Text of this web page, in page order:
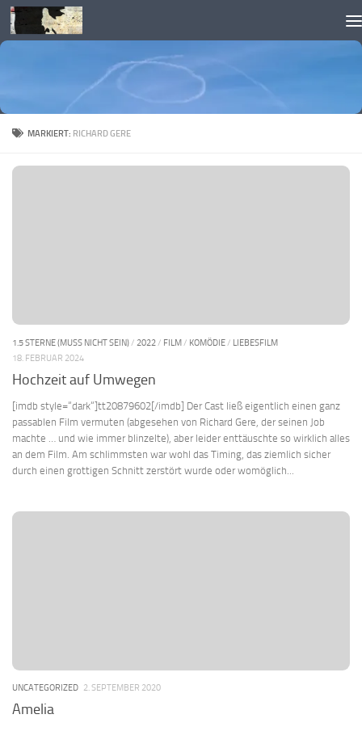
Skip to content
MARKIERT: RICHARD GERE
1.5 STERNE (MUSS NICHT SEIN)/ 2022/ FILM/ KOMÖDIE/ LIEBESFILM
18. FEBRUAR 2024
Hochzeit auf Umwegen
[imdb style=“dark“]tt20879602[/imdb] Der Cast ließ eigentlich einen ganz
passablen Film vermuten (abgesehen von Richard Gere, der seinen Job
machte … und wie immer blinzelte), aber leider enttäuschte so wirklich alles
an dem Film. Am schlimmsten war wohl das Timing, das ziemlich sicher
durch einen grottigen Schnitt zerstört wurde oder womöglich...
UNCATEGORIZED 2. SEPTEMBER 2020
Amelia